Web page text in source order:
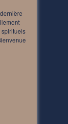
spirituels